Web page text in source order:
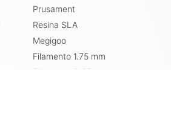
Prusament
Resina SLA
Megigoo
Filamento 1.75 mm
Filamento 2.85 mm